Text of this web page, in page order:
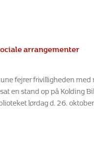
arrangementer
fejrer frivilligheden
en stand op på Kolding
lørdag d. 26.